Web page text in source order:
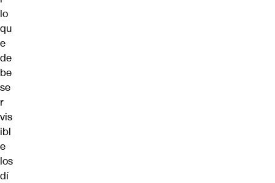
lo
qu
e
de
be
se
r
vis
ibl
e
los
dí